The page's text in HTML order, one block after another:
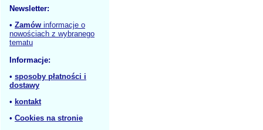
Newsletter:
• Zamów informacje o
nowościach z wybranego
tematu
Informacje:
• sposoby płatności i
dostawy
• kontakt
• Cookies na stronie